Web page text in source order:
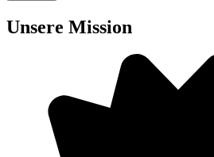
Unsere Mission